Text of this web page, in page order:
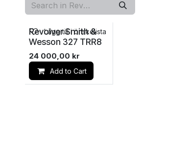
Revolver Smith &
Wesson 327 TRR8
24 000,00 kr
Add to Cart
Lägg till i önskelista